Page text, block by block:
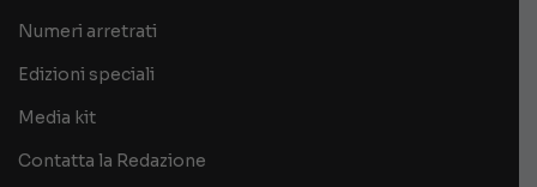
Numeri arretrati
Edizioni speciali
Media kit
Contatta la Redazione